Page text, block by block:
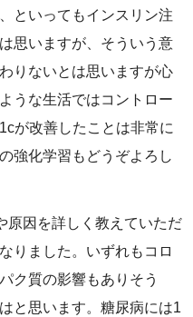
といってもインスリン注
思いますが、そういう意
りないとは思いますが心
うな生活ではコントロー
が改善したことは非常に
強化学習もどうぞよろし
原因を詳しく教えていただ
りました。いずれもコロ
ク質の影響もありそう
と思います。糖尿病には1